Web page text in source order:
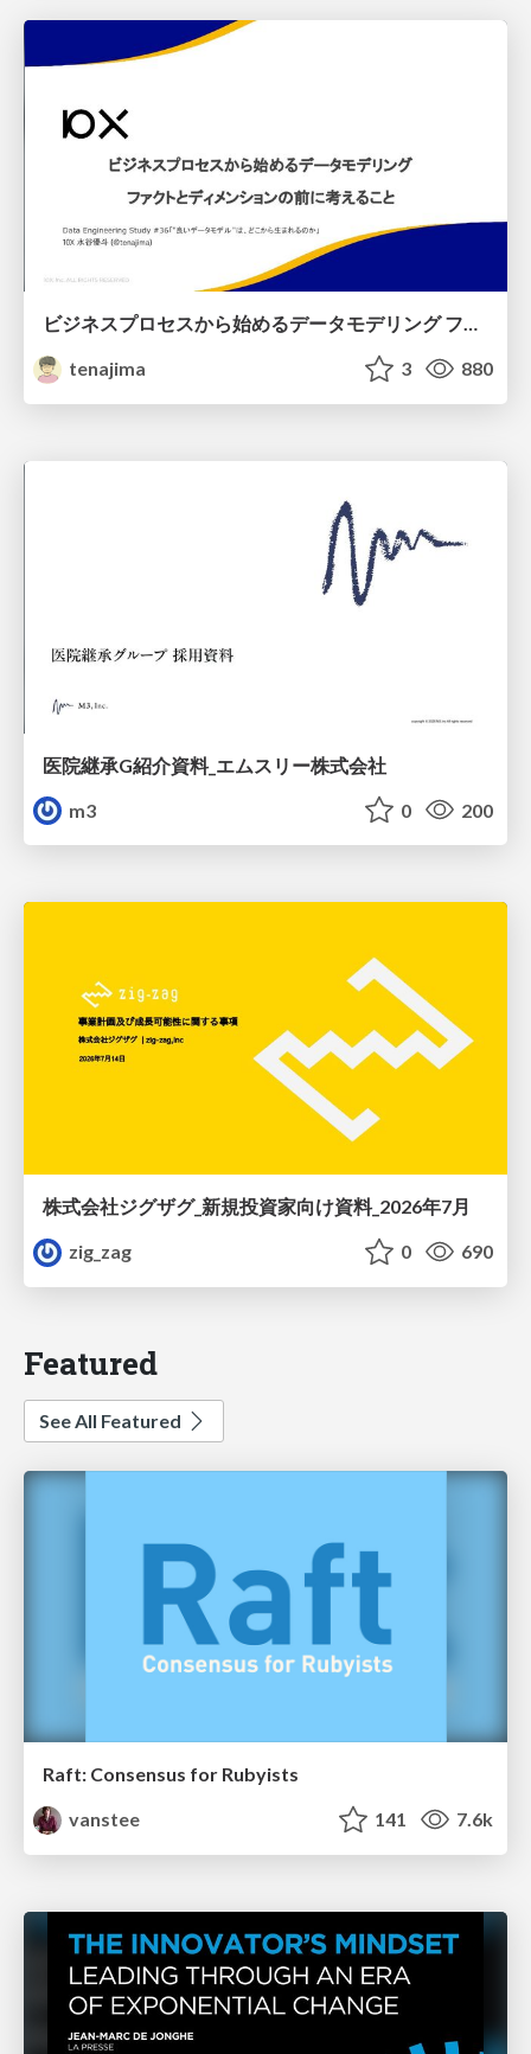
ビジネスプロセスから始めるデータモデリング ファクトとディメンションの前に考えること
tenajima
3 880
医院継承G紹介資料_エムスリー株式会社
m3
0 200
株式会社ジグザグ_新規投資家向け資料_2026年7月
zig_zag
0 690
Featured
See All Featured
Raft: Consensus for Rubyists
vanstee
141 7.6k